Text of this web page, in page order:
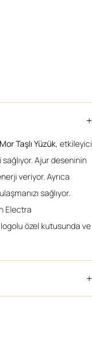
+
Taşlı Yüzük, etkileyici
Ajur deseninin
veriyor. Ayrıca
sağlıyor.
Electra
özel kutusunda ve
+